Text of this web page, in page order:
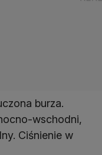
burza.
wschodni,
Ciśnienie w